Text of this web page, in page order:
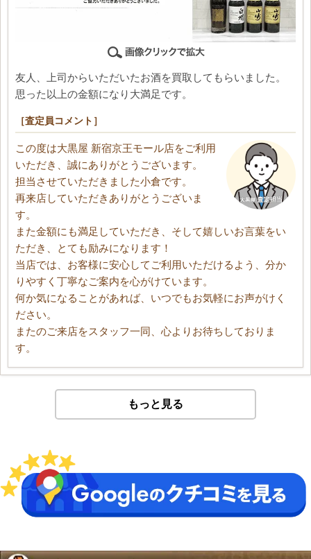
友人、上司からいただいたお酒を買取してもらいました。
思った以上の金額になり大満足です。
［査定員コメント］
この度は大黒屋 新宿京王モール店をご利用
いただき、誠にありがとうございます。
担当させていただきました小倉です。
再来店していただきありがとうございま
す。
また金額にも満足していただき、そして嬉しいお言葉をい
ただき、とても励みになります！
当店では、お客様に安心してご利用いただけるよう、分か
りやすく丁寧なご案内を心がけています。
何か気になることがあれば、いつでもお気軽にお声がけく
ださい。
またのご来店をスタッフ一同、心よりお待ちしておりま
す。
もっと見る